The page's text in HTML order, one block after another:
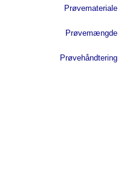
Prøvemateriale
Prøvemængde
Prøvehåndtering